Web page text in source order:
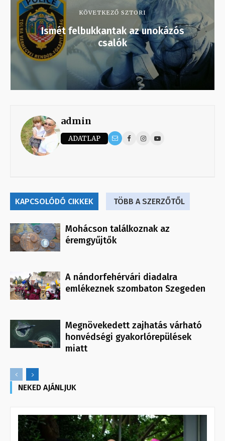
KÖVETKEZŐ SZTORI
Ismét felbukkantak az unokázós
csalók
admin
ADATLAP
KAPCSOLÓDÓ CIKKEK TÖBB A SZERZŐTŐL
Mohácson találkoznak az
éremgyűjtők
A nándorfehérvári diadalra
emlékeznek szombaton Szegeden
Megnövekedett zajhatás várható
honvédségi gyakorlórepülések
miatt
NEKED AJÁNLJUK